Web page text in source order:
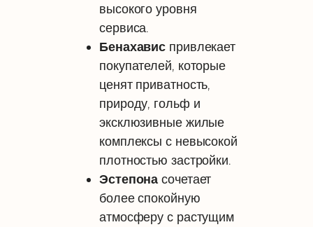
высокого уровня
сервиса.
Бенахавис привлекает
покупателей, которые
ценят приватность,
природу, гольф и
эксклюзивные жилые
комплексы с невысокой
плотностью застройки.
Эстепона сочетает
более спокойную
атмосферу с растущим